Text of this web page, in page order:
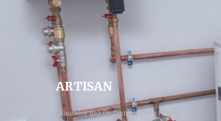
ARTISAN
chaudière gaz De Dietrich Berre l'Étang